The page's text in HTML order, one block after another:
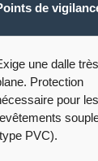
de
une dalle très
Protection
pour les
PVC).